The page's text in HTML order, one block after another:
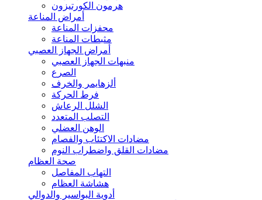
هرمون الكورتيزون
أمراض المناعة
محفزات المناعة
مثبطات المناعة
أمراض الجهاز العصبي
منبهات الجهاز العصبي
الصرع
ألزهايمر والخرف
فرط الحركة
الشلل الرعاش
التصلب المتعدد
الوهن العضلي
مضادات الاكتئاب والفصام
مضادات القلق واضطراب النوم
صحة العظام
التهاب المفاصل
هشاشة العظام
أدوية البواسير والدوالي